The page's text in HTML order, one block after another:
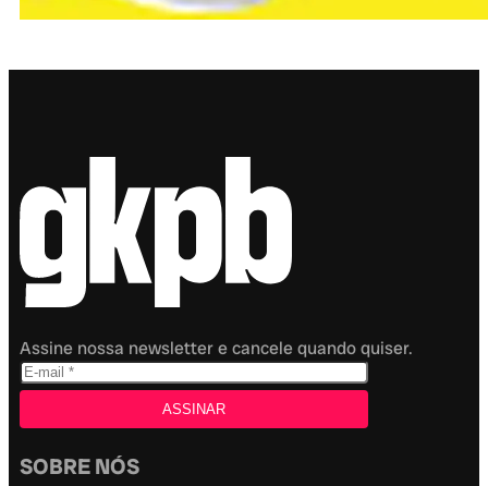
Assine nossa newsletter e cancele quando quiser.
SOBRE NÓS